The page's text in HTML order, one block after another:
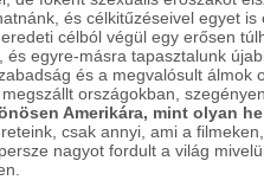
és célkitűzéseivel egyet
célból végül egy erősen
egyre-másra tapasztalunk
és a megvalósult álmok
országokban,
Amerikára, mint olyan
csak annyi, ami a
nagyot fordult a világ